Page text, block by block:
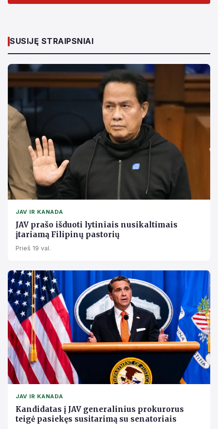
SUSIJĘ STRAIPSNIAI
JAV IR KANADA
JAV prašo išduoti lytiniais nusikaltimais
įtariamą Filipinų pastorių
Prieš 19 val.
JAV IR KANADA
Kandidatas į JAV generalinius prokurorus
teigė pasiekęs susitarimą su senatoriais